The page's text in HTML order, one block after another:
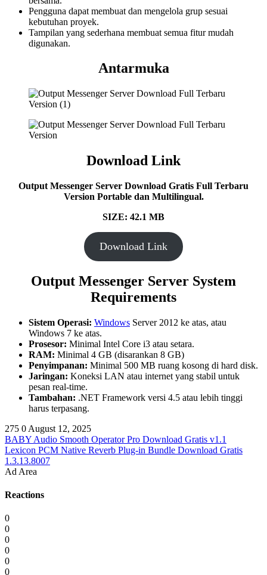
Pengguna dapat membuat dan mengelola grup sesuai
kebutuhan proyek.
Tampilan yang sederhana membuat semua fitur mudah
digunakan.
Antarmuka
Download Link
Output Messenger Server Download Gratis Full Terbaru
Version Portable dan Multilingual.
SIZE: 42.1 MB
Download Link
Output Messenger Server System
Requirements
Sistem Operasi: Windows Server 2012 ke atas, atau
Windows 7 ke atas.
Prosesor: Minimal Intel Core i3 atau setara.
RAM: Minimal 4 GB (disarankan 8 GB)
Penyimpanan: Minimal 500 MB ruang kosong di hard disk.
Jaringan: Koneksi LAN atau internet yang stabil untuk
pesan real-time.
Tambahan: .NET Framework versi 4.5 atau lebih tinggi
harus terpasang.
275 0 August 12, 2025
BABY Audio Smooth Operator Pro Download Gratis v1.1
Lexicon PCM Native Reverb Plug-in Bundle Download Gratis
1.3.13.8007
Ad Area
Reactions
0
0
0
0
0
0